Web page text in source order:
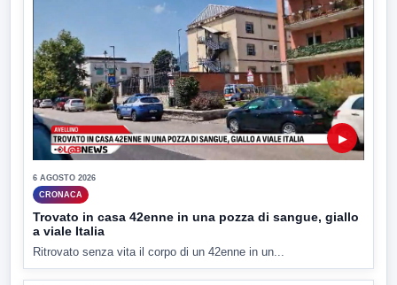
▶
6 AGOSTO 2026
CRONACA
Trovato in casa 42enne in una pozza di sangue, giallo
a viale Italia
Ritrovato senza vita il corpo di un 42enne in un...